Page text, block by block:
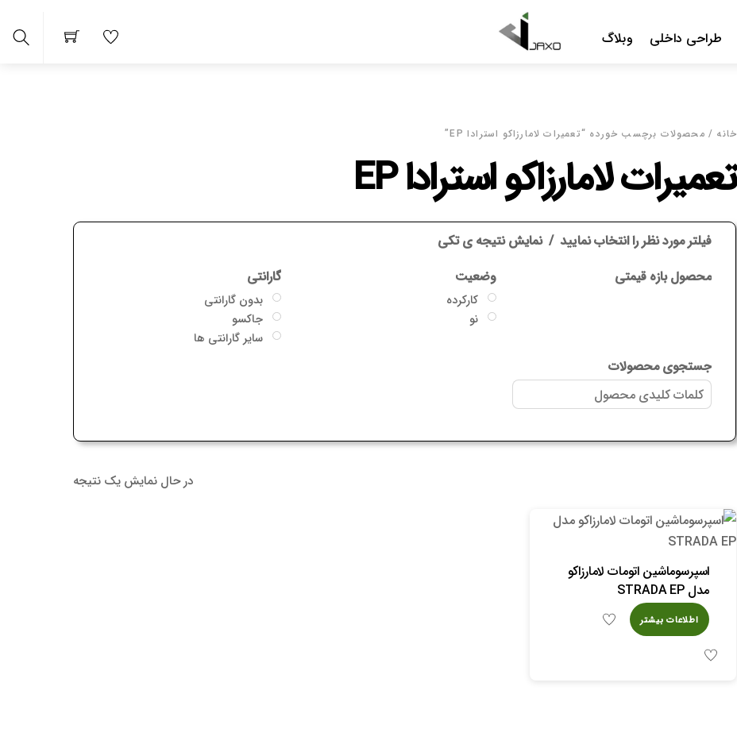
طراحی داخلی وبلاگ
خانه / محصولات برچسب خورده “تعمیرات لامارزاکو استرادا EP”
تعمیرات لامارزاکو استرادا EP
فیلتر مورد نظر را انتخاب نمایید نمایش نتیجه ی تکی
محصول بازه قیمتی وضعیت
کارکرده
نو
گارانتی
بدون گارانتی
جاکسو
سایر گارانتی ها
جستجوی محصولات
در حال نمایش یک نتیجه
اسپرسوماشین اتومات لامارزاکو
مدل STRADA EP
اطلاعات بیشتر